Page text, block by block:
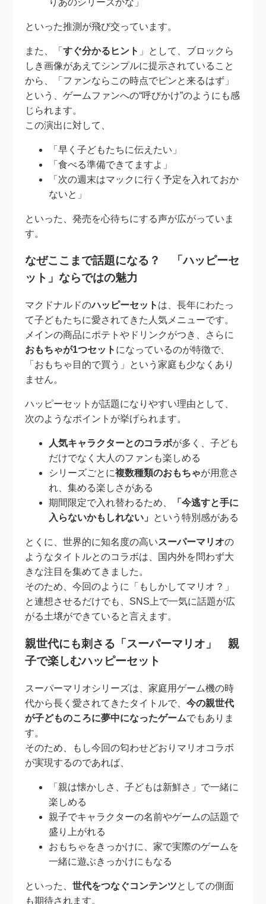
といった推測が飛び交っています。
また、「すぐ分かるヒント 」として、ブロックら
しき画像があえてシンプルに提示されていること
から、「ファンならこの時点でピンと来るはず」
という、ゲームファンへの“呼びかけ”のようにも感
じられます。
この演出に対して、
「早く子どもたちに伝えたい」
「食べる準備できてますよ」
「次の週末はマックに行く予定を入れておか
ないと」
といった、発売を心待ちにする声が広がっていま
す。
なぜここまで話題になる？ 「ハッピーセ
ット」ならではの魅力
マクドナルドのハッピーセット は、長年にわたっ
て子どもたちに愛されてきた人気メニューです。
メインの商品にポテトやドリンクがつき、さらに
おもちゃが1つセット になっているのが特徴で、
「おもちゃ目的で買う」という家庭も少なくあり
ません。
ハッピーセットが話題になりやすい理由として、
次のようなポイントが挙げられます。
人気キャラクターとのコラボが多く、子ども
だけでなく大人のファンも楽しめる
シリーズごとに複数種類のおもちゃが用意さ
れ、集める楽しさがある
期間限定で入れ替わるため、
「今逃すと手に
入らないかもしれない」 という特別感がある
とくに、世界的に知名度の高いスーパーマリオの
ようなタイトルとのコラボは、国内外を問わず大
きな注目を集めてきました。
そのため、今回のように「もしかしてマリオ？」
と連想させるだけでも、SNS上で一気に話題が広
がる土壌ができていると言えます。
親世代にも刺さる「スーパーマリオ」 親
子で楽しむハッピーセット
スーパーマリオシリーズは、家庭用ゲーム機の時
代から長く愛されてきたタイトルで、今の親世代
が子どものころに夢中になったゲームでもありま
す。
そのため、もし今回の匂わせどおりマリオコラボ
が実現するのであれば、
「親は懐かしさ、子どもは新鮮さ」で一緒に
楽しめる
親子でキャラクターの名前やゲームの話題で
盛り上がれる
おもちゃをきっかけに、家で実際のゲームを
一緒に遊ぶきっかけにもなる
といった、世代をつなぐコンテンツとしての側面
も期待されます。